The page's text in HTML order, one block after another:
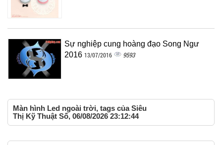
Sự nghiệp cung hoàng đạo Song Ngư
2016 13/07/2016 9593
Màn hình Led ngoài trời, tags của Siêu
Thị Kỹ Thuật Số, 06/08/2026 23:12:44